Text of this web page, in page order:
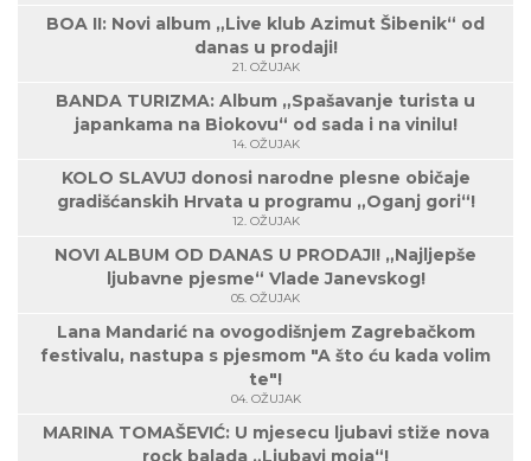
BOA II: Novi album „Live klub Azimut Šibenik“ od
danas u prodaji!
21. OŽUJAK
BANDA TURIZMA: Album „Spašavanje turista u
japankama na Biokovu“ od sada i na vinilu!
14. OŽUJAK
KOLO SLAVUJ donosi narodne plesne običaje
gradišćanskih Hrvata u programu „Oganj gori“!
12. OŽUJAK
NOVI ALBUM OD DANAS U PRODAJI! „Najljepše
ljubavne pjesme“ Vlade Janevskog!
05. OŽUJAK
Lana Mandarić na ovogodišnjem Zagrebačkom
festivalu, nastupa s pjesmom "A što ću kada volim
te"!
04. OŽUJAK
MARINA TOMAŠEVIĆ: U mjesecu ljubavi stiže nova
rock balada „Ljubavi moja“!